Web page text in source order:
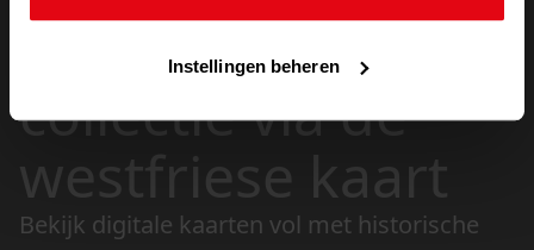
Instellingen beheren
doorzoek de
collectie via de
westfriese kaart
Bekijk digitale kaarten vol met historische